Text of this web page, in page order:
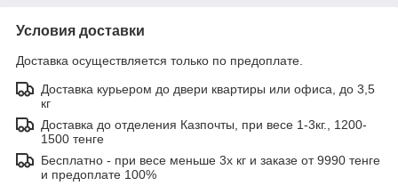
Условия доставки
Доставка осуществляется только по предоплате.
Доставка курьером до двери квартиры или офиса, до 3,5
кг
Доставка до отделения Казпочты, при весе 1-3кг., 1200-
1500 тенге
Бесплатно - при весе меньше 3х кг и заказе от 9990 тенге
и предоплате 100%